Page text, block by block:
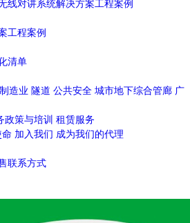
造业 隧道 公共安全 城市地下综合管廊 广
政策与培训 租赁服务
加入我们 成为我们的代理